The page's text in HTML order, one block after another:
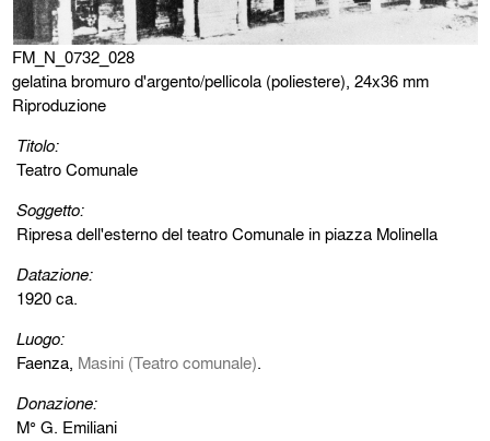
FM_N_0732_028
gelatina bromuro d'argento/pellicola (poliestere), 24x36 mm
Riproduzione
Titolo:
Teatro Comunale
Soggetto:
Ripresa dell'esterno del teatro Comunale in piazza Molinella
Datazione:
1920 ca.
Luogo:
Faenza, Masini (Teatro comunale).
Donazione:
M° G. Emiliani